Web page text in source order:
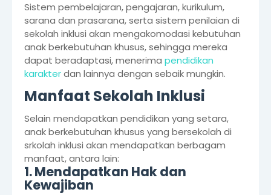
Sistem pembelajaran, pengajaran, kurikulum,
sarana dan prasarana, serta sistem penilaian di
sekolah inklusi akan mengakomodasi kebutuhan
anak berkebutuhan khusus, sehingga mereka
dapat beradaptasi, menerima pendidikan
karakterdan lainnya dengan sebaik mungkin.
Manfaat Sekolah Inklusi
Selain mendapatkan pendidikan yang setara,
anak berkebutuhan khusus yang bersekolah di
srkolah inklusi akan mendapatkan berbagam
manfaat, antara lain:
1. Mendapatkan Hak dan
Kewajiban